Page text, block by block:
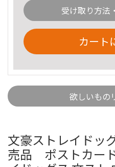
受け取り方法
カート
欲しいもの
文豪ストレイド
売品 ポストカー